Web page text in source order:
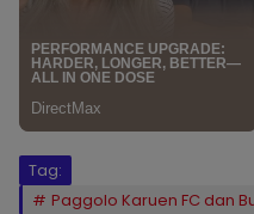
Tag:
Paggolo Karuen FC dan